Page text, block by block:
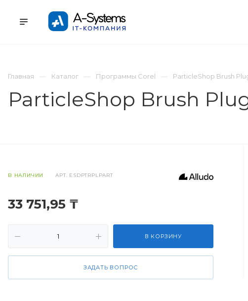
Главная
Каталог Программы Corel ParticleShop Brush
ParticleShop Brush
В НАЛИЧИИ АРТ. ESDPTRPLPART
33 751,95 ₸
В КОРЗИНУ
ЗАДАТЬ ВОПРОС